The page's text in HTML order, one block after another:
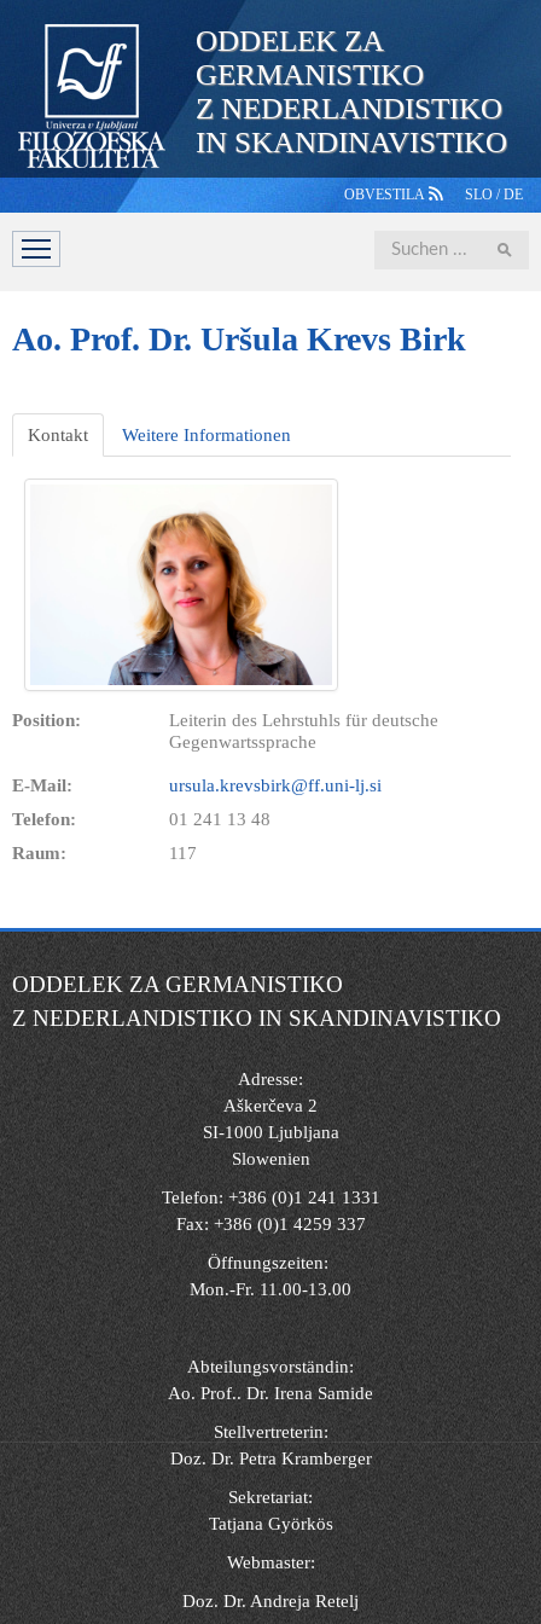
ODDELEK ZA
GERMANISTIKO
Z NEDERLANDISTIKO
IN SKANDINAVISTIKO
OBVESTILA SLO /DE
ABTEILUNG STUDIERENDE
Iskanje
Ao. Prof. Dr. Uršula Krevs Birk
Kontakt Weitere Informationen
Position:
Leiterin des Lehrstuhls für deutsche
Gegenwartssprache
E-Mail:
ursula.krevsbirk@ff.uni-lj.si
Telefon:
01 241 13 48
Raum:
117
ODDELEK ZA GERMANISTIKO
Z NEDERLANDISTIKO IN SKANDINAVISTIKO
Adresse:
Aškerčeva 2
SI-1000 Ljubljana
Slowenien
Telefon: +386 (0)1 241 1331
Fax: +386 (0)1 4259 337
Öffnungszeiten:
Mon.-Fr. 11.00-13.00
Abteilungsvorständin:
Ao. Prof.. Dr. Irena Samide
Stellvertreterin:
Doz. Dr. Petra Kramberger
Sekretariat:
Tatjana Györkös
Webmaster:
Doz. Dr. Andreja Retelj